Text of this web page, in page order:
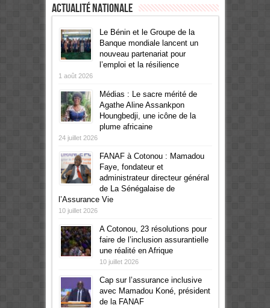
Actualité Nationale
Le Bénin et le Groupe de la
Banque mondiale lancent un
nouveau partenariat pour
l’emploi et la résilience
1 août 2026
Médias : Le sacre mérité de
Agathe Aline Assankpon
Houngbedji, une icône de la
plume africaine
24 juillet 2026
FANAF à Cotonou : Mamadou
Faye, fondateur et
administrateur directeur général
de La Sénégalaise de
l’Assurance Vie
10 juillet 2026
A Cotonou, 23 résolutions pour
faire de l’inclusion assurantielle
une réalité en Afrique
10 juillet 2026
Cap sur l’assurance inclusive
avec Mamadou Koné, président
de la FANAF